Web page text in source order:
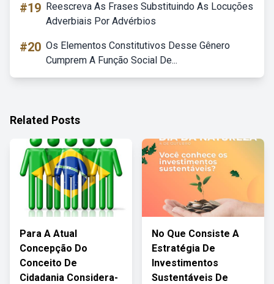
#19 Reescreva As Frases Substituindo As Locuções
Adverbiais Por Advérbios
#20 Os Elementos Constitutivos Desse Gênero
Cumprem A Função Social De...
Related Posts
Para A Atual
Concepção Do
Conceito De
Cidadania Considera-
No Que Consiste A
Estratégia De
Investimentos
Sustentáveis De